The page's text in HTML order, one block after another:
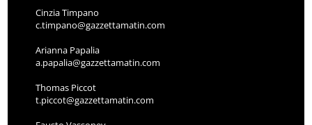
Cinzia Timpano
c.timpano@gazzettamatin.com
Arianna Papalia
a.papalia@gazzettamatin.com
Thomas Piccot
t.piccot@gazzettamatin.com